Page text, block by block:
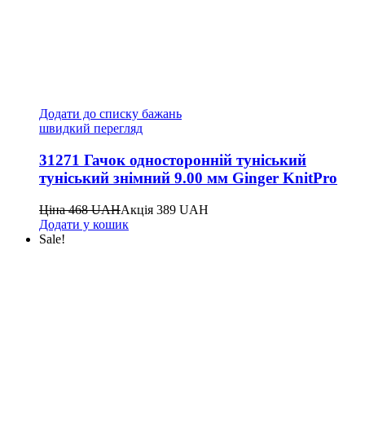
Додати до списку бажань
швидкий перегляд
31271 Гачок односторонній туніський
туніський знімний 9.00 мм Ginger KnitPro
Ціна468UAHАкція 389 UAH
Додати у кошик
Sale!